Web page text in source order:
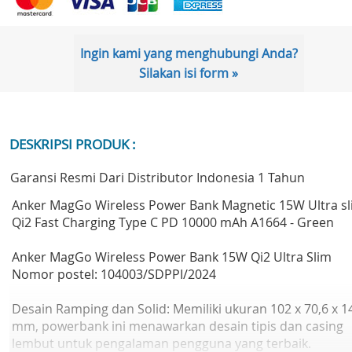
Ingin kami yang menghubungi Anda?
Silakan isi form »
DESKRIPSI PRODUK :
Garansi Resmi Dari Distributor Indonesia 1 Tahun
Anker MagGo Wireless Power Bank Magnetic 15W Ultra
Qi2 Fast Charging Type C PD 10000 mAh A1664 - Green
Anker MagGo Wireless Power Bank 15W Qi2 Ultra Slim
Nomor postel: 104003/SDPPI/2024
Desain Ramping dan Solid: Memiliki ukuran 102 x 70,6 x
mm, powerbank ini menawarkan desain tipis dan casing
lembut untuk pengalaman pengguna yang terbaik.